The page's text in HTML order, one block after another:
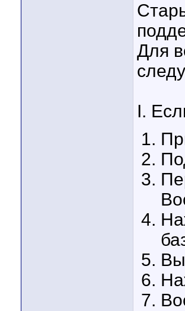
Для
I.